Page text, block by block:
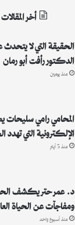
أخر المقالات
الحقيقة التي لا
الدكتور رأفت أبو رمان
منذ يومين
المحامي رامي
الإلكترونية التي
منذ 5 أيام
د. عمر حتر يكشف
ومفاجآت عن الحياة
منذ أسبوع واحد